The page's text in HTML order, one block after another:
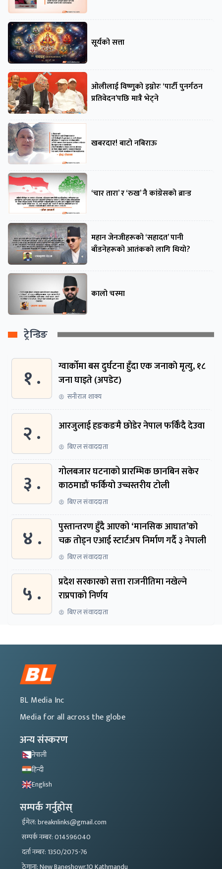
सूर्यको सत्ता
ओलीलाई विष्णुको इग्नोरः ‘पार्टी पुनर्गठन
प्रतिवेदन’पछि मात्रै भेट्ने
खबरदार! बाटो नबिराऊ
‘चार तारा’ र ‘रुख’ नै कांग्रेसको ब्रान्ड
महान जेनजीहरूको ‘सहादत’ पानी
बाँडनेहरूको आतंकको लागि थियो?
कालो चस्मा
ट्रेन्डिङ
१ .
ग्वार्काेमा बस दुर्घटना हुँदा एक जनाकाे मृत्यु, १८
जना घाइते (अपडेट)
सनीराज शाक्य
२ . आरजुलाई हङकङमै छोडेर नेपाल फर्किँदै देउवा
बिएल संवाददाता
३ .
गोलबजार घटनाको प्रारम्भिक छानबिन सकेर
काठमाडौं फर्कियो उच्चस्तरीय टोली
बिएल संवाददाता
४ .
पुस्तान्तरण हुँदै आएको ‘मानसिक आघात’को
चक्र तोड्न एआई स्टार्टअप निर्माण गर्दै ३ नेपाली
बिएल संवाददाता
५ .
प्रदेश सरकारको सत्ता राजनीतिमा नखेल्ने
राप्रपाको निर्णय
बिएल संवाददाता
BL Media Inc
Media for all across the globe
अन्य संस्करण
नेपाली
हिन्दी
English
सम्पर्क गर्नुहोस्
ईमेल: breaknlinks@gmail.com
सम्पर्क नम्बर: 014596040
दर्ता नम्बर: 1350/2075-76